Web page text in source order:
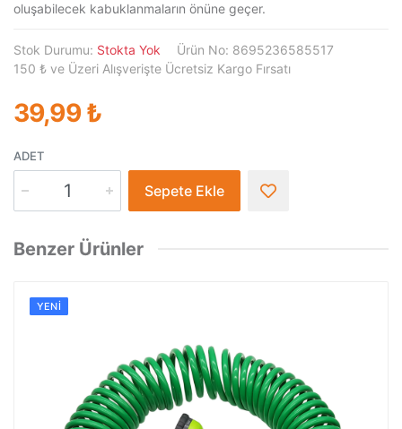
oluşabilecek kabuklanmaların önüne geçer.
Stok Durumu: Stokta Yok
Ürün No: 8695236585517
150 ₺ ve Üzeri Alışverişte Ücretsiz Kargo Fırsatı
39,99 ₺
ADET
Sepete Ekle
Benzer Ürünler
YENI